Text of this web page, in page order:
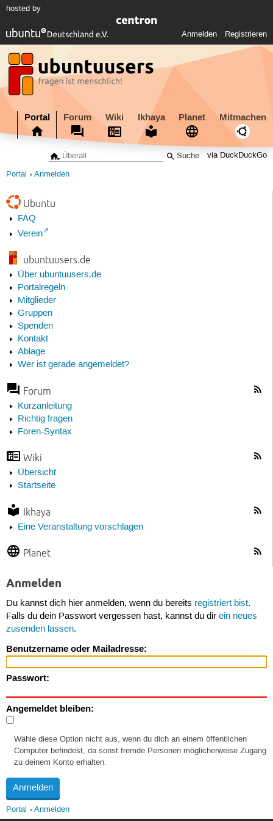
hosted by
Anmelden Registrieren
Portal Forum Wiki Ikhaya Planet Mitmachen
via DuckDuckGo
Portal Anmelden
Ubuntu
FAQ
Verein
ubuntuusers.de
Über ubuntuusers.de
Portalregeln
Mitglieder
Gruppen
Spenden
Kontakt
Ablage
Wer ist gerade angemeldet?
Forum
Kurzanleitung
Richtig fragen
Foren-Syntax
Wiki
Übersicht
Startseite
Ikhaya
Eine Veranstaltung vorschlagen
Planet
Anmelden
Du kannst dich hier anmelden, wenn du bereits registriert bist.
Falls du dein Passwort vergessen hast, kannst du dir ein neues
zusenden lassen.
Benutzername oder Mailadresse:
Passwort:
Angemeldet bleiben:
Wähle diese Option nicht aus, wenn du dich an einem öffentlichen
Computer befindest, da sonst fremde Personen möglicherweise Zugang
zu deinem Konto erhalten.
Portal Anmelden